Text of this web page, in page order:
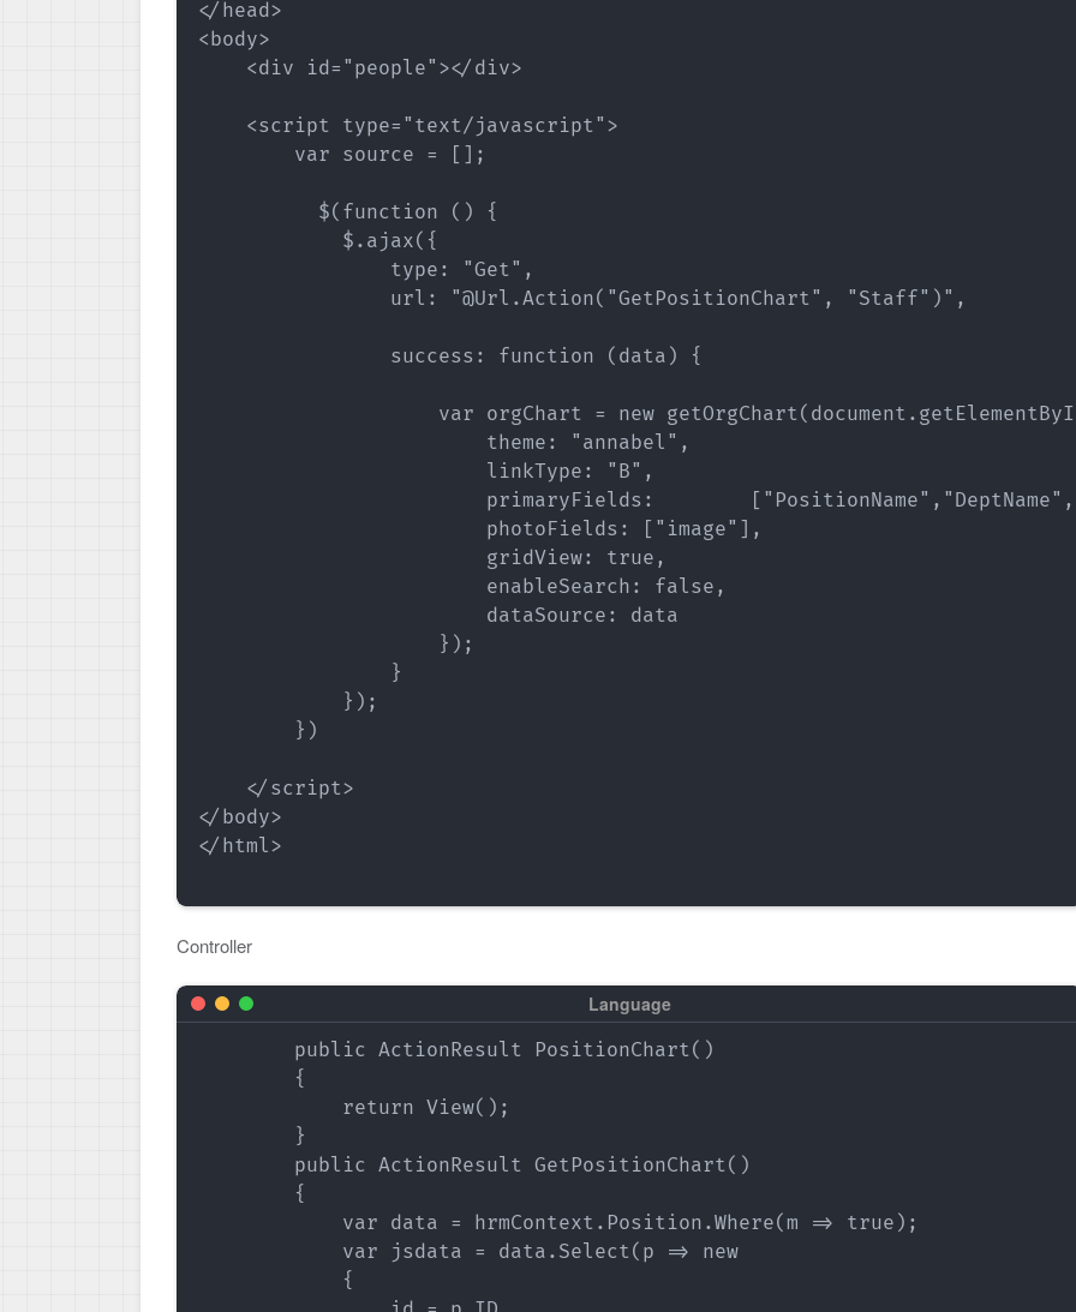
</head>
<body>
    <div id="people"></div>
    <script type="text/javascript">
        var source = [];
          $(function () {
            $.ajax({
                type: "Get",
                url: "@Url.Action("GetPositionChart", "Staff")",
                success: function (data) {
var orgChart = new
                        theme: "annabel",
                        linkType: "B",
primaryFields:        ["PositionName","DeptName",
                        photoFields: ["image"],
                        gridView: true,
                        enableSearch: false,
                        dataSource: data
                    });
                }
            });
        })
    </script>
</body>
</html>
Controller
        public ActionResult PositionChart()
        {
            return View();
        }
        public ActionResult GetPositionChart()
        {
            var data = hrmContext.Position.Where(m => true);
            var jsdata = data.Select(p => new
            {